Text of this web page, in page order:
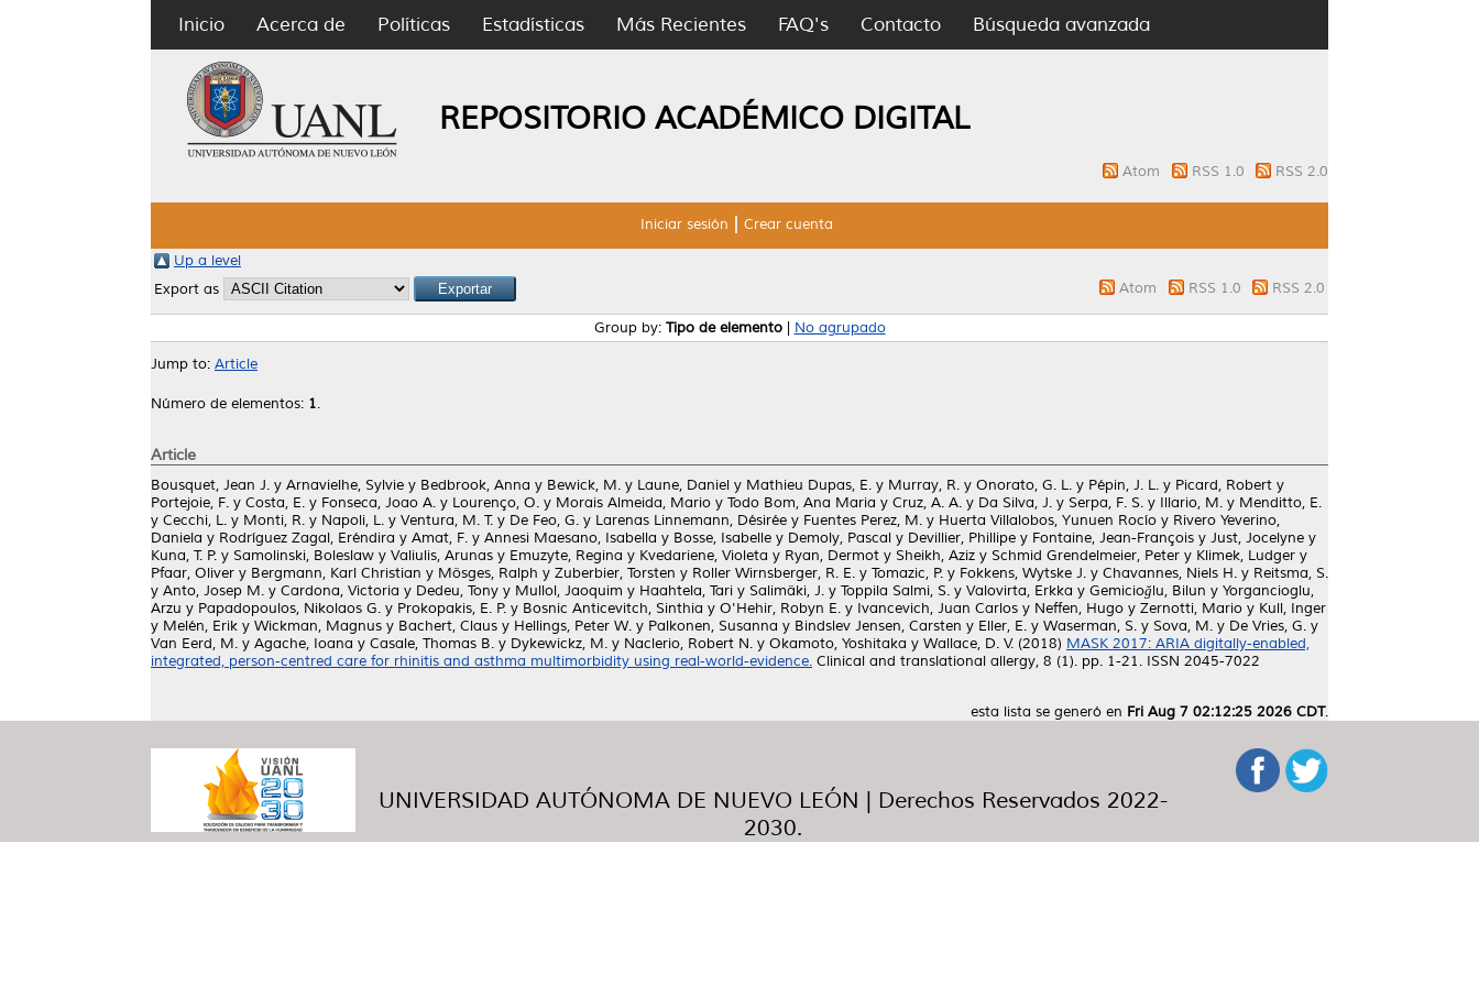
Inicio Acerca de Políticas Estadísticas Más Recientes FAQ's Contacto Búsqueda avanzada
REPOSITORIO ACADÉMICO DIGITAL
Atom RSS 1.0 RSS 2.0
Iniciar sesión Crear cuenta
Up a level
Export as
Atom RSS 1.0 RSS 2.0
Group by: Tipo de elemento| No agrupado
Jump to: Article
Número de elementos: 1.
Article
Bousquet, Jean J. y Arnavielhe, Sylvie y Bedbrook, Anna y Bewick, M. y Laune, Daniel y Mathieu Dupas, E. y Murray, R. y Onorato, G. L. y Pépin, J. L. y Picard, Robert y
Portejoie, F. y Costa, E. y Fonseca, Joao A. y Lourenço, O. y Morais Almeida, Mario y Todo Bom, Ana Maria y Cruz, A. A. y Da Silva, J. y Serpa, F. S. y Illario, M. y Menditto, E.
y Cecchi, L. y Monti, R. y Napoli, L. y Ventura, M. T. y De Feo, G. y Larenas Linnemann, Désirée y Fuentes Perez, M. y Huerta Villalobos, Yunuen Rocío y Rivero Yeverino,
Daniela y Rodríguez Zagal, Eréndira y Amat, F. y Annesi Maesano, Isabella y Bosse, Isabelle y Demoly, Pascal y Devillier, Phillipe y Fontaine, Jean-François y Just, Jocelyne y
Kuna, T. P. y Samolinski, Boleslaw y Valiulis, Arunas y Emuzyte, Regina y Kvedariene, Violeta y Ryan, Dermot y Sheikh, Aziz y Schmid Grendelmeier, Peter y Klimek, Ludger y
Pfaar, Oliver y Bergmann, Karl Christian y Mösges, Ralph y Zuberbier, Torsten y Roller Wirnsberger, R. E. y Tomazic, P. y Fokkens, Wytske J. y Chavannes, Niels H. y Reitsma, S.
y Anto, Josep M. y Cardona, Victoria y Dedeu, Tony y Mullol, Jaoquim y Haahtela, Tari y Salimäki, J. y Toppila Salmi, S. y Valovirta, Erkka y Gemicioğlu, Bilun y Yorgancioglu,
Arzu y Papadopoulos, Nikolaos G. y Prokopakis, E. P. y Bosnic Anticevitch, Sinthia y O'Hehir, Robyn E. y Ivancevich, Juan Carlos y Neffen, Hugo y Zernotti, Mario y Kull, Inger
y Melén, Erik y Wickman, Magnus y Bachert, Claus y Hellings, Peter W. y Palkonen, Susanna y Bindslev Jensen, Carsten y Eller, E. y Waserman, S. y Sova, M. y De Vries, G. y
Van Eerd, M. y Agache, Ioana y Casale, Thomas B. y Dykewickz, M. y Naclerio, Robert N. y Okamoto, Yoshitaka y Wallace, D. V. (2018) MASK 2017: ARIA digitally-enabled,
integrated, person-centred care for rhinitis and asthma multimorbidity using real-world-evidence. Clinical and translational allergy, 8 (1). pp. 1-21. ISSN 2045-7022
esta lista se generó en Fri Aug 7 02:12:25 2026 CDT.
UNIVERSIDAD AUTÓNOMA DE NUEVO LEÓN | Derechos Reservados 2022-
2030.